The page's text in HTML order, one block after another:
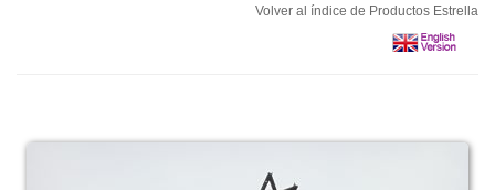
Volver al índice de Productos Estrella